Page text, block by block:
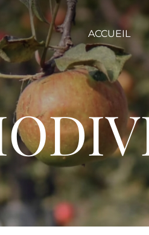
ACCUEIL